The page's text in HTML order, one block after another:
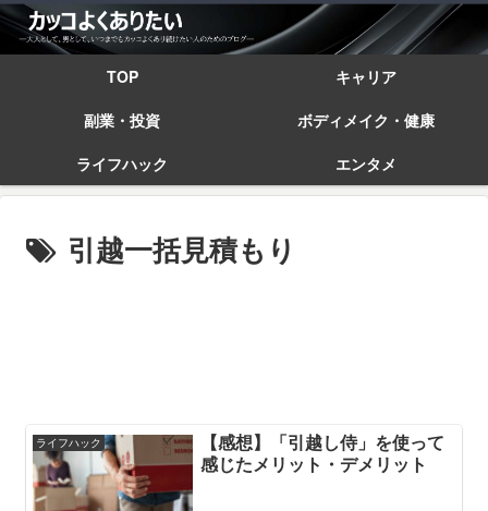
TOP
キャリア
副業・投資
ボディメイク・健康
ライフハック
エンタメ
引越一括見積もり
ライフハック
【感想】「引越し侍」を使って
感じたメリット・デメリット